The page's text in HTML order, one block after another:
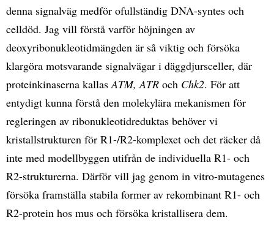
denna signalväg medför ofullständig DNA-syntes och
celldöd. Jag vill förstå varför höjningen av
deoxyribonukleotidmängden är så viktig och försöka
klargöra motsvarande signalvägar i däggdjursceller, där
proteinkinaserna kallasATM, ATR och Chk2. För att
entydigt kunna förstå den molekylära mekanismen för
regleringen av ribonukleotidreduktas behöver vi
kristallstrukturen för R1-/R2-komplexet och det räcker då
inte med modellbyggen utifrån de individuella R1- och
R2-strukturerna. Därför vill jag genom in vitro-mutagenes
försöka framställa stabila former av rekombinant R1- och
R2-protein hos mus och försöka kristallisera dem.